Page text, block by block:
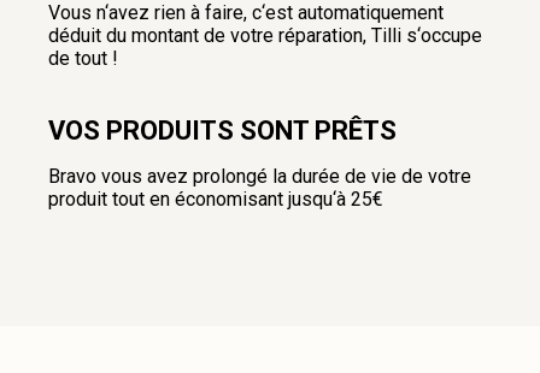
Vous n‘avez rien à faire, c‘est automatiquement
déduit du montant de votre réparation, Tilli s‘occupe
de tout !
VOS PRODUITS SONT PRÊTS
Bravo vous avez prolongé la durée de vie de votre
produit tout en économisant jusqu‘à 25€